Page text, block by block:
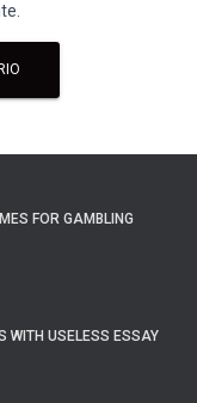
FOR GAMBLING
WITH USELESS ESSAY